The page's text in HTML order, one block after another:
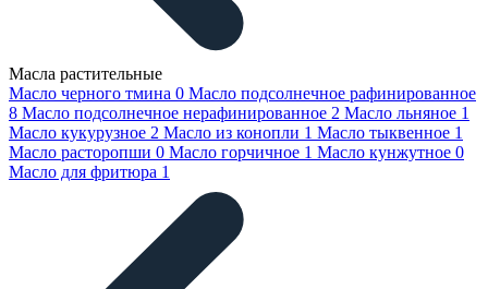
Масла растительные
Масло черного тмина 0 Масло подсолнечное рафинированное
8 Масло подсолнечное нерафинированное 2 Масло льняное 1
Масло кукурузное 2 Масло из конопли 1 Масло тыквенное 1
Масло расторопши 0 Масло горчичное 1 Масло кунжутное 0
Масло для фритюра 1